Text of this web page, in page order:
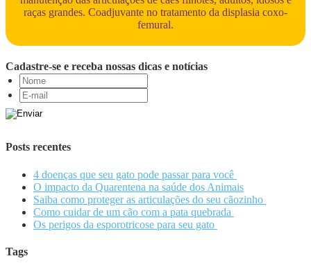
raças grandes. Coadjuvante no tratamento da displasia coxo-
femural.
Cadastre-se e receba nossas dicas e notícias
Posts recentes
4 doenças que seu gato pode passar para você
O impacto da Quarentena na saúde dos Animais
Saiba como proteger as articulações do seu cãozinho
Como cuidar de um cão com a pata quebrada
Os perigos da esporotricose para seu gato
Tags